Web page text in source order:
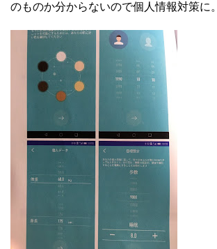
のものか分からないので個人情報対策に。